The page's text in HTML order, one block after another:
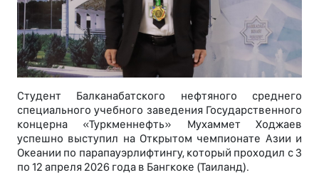
Студент Балканабатского нефтяного среднего
специального учебного заведения Государственного
концерна «Туркменнефть» Мухаммет Ходжаев
успешно выступил на Открытом чемпионате Азии и
Океании по парапауэрлифтингу, который проходил с 3
по 12 апреля 2026 года в Бангкоке (Таиланд).